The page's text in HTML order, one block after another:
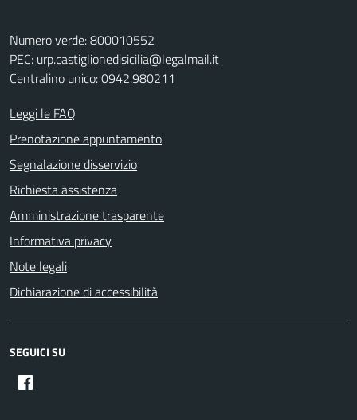
Numero verde: 800010552
PEC: urp.castiglionedisicilia@legalmail.it
Centralino unico: 0942.980211
Leggi le FAQ
Prenotazione appuntamento
Segnalazione disservizio
Richiesta assistenza
Amministrazione trasparente
Informativa privacy
Note legali
Dichiarazione di accessibilità
SEGUICI SU